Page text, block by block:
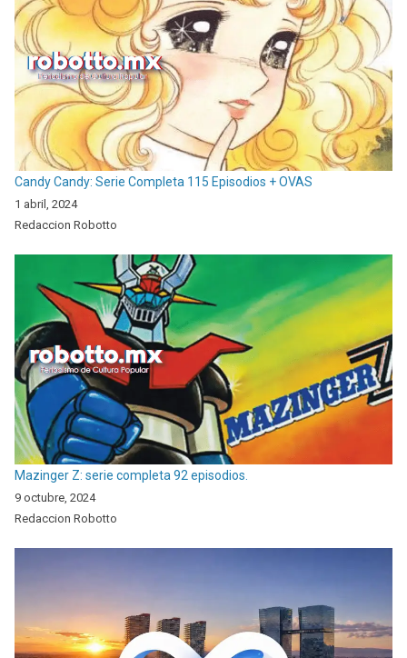
Candy Candy: Serie Completa 115 Episodios + OVAS
1 abril, 2024
Redaccion Robotto
Mazinger Z: serie completa 92 episodios.
9 octubre, 2024
Redaccion Robotto